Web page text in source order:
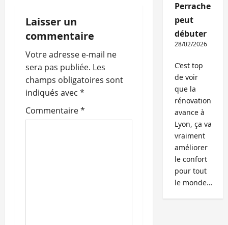
t
i
o
n
d
’
Laisser un
commentaire
Votre adresse e-mail ne
sera pas publiée. Les
champs obligatoires sont
indiqués avec *
Commentaire*
Perrache
peut
débuter
28/02/2026
C’est top
de voir
que la
rénovation
avance à
Lyon, ça va
vraiment
améliorer
le confort
pour tout
le monde…